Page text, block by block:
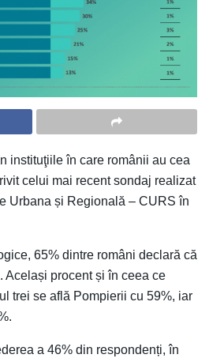
instituţiile în care românii au cea
celui mai recent sondaj realizat
Urbana și Regională – CURS în
65% dintre români declară că
Același procent și în ceea ce
trei se află Pompierii cu 59%, iar
a 46% din respondenți, în